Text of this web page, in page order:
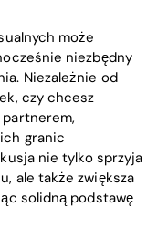
może
niezbędny
Niezależnie od
czy chcesz
granic
nie tylko sprzyja
ale także zwiększa
solidną podstawę